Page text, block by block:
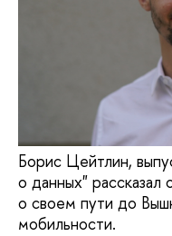
Борис Цейтлин,
о данных" рассказал
о своем пути до
мобильности.